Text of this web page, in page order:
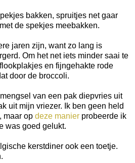
bakken, spruitjes net gaar
de spekjes meebakken.
jaren zijn, want zo lang is
Om het net iets minder saai te
en fijngehakte rode
door de broccoli.
van een pak diepvries uit
uit mijn vriezer. Ik ben geen held
maar op deze manier probeerde ik
was goed gelukt.
kerstdiner ook een toetje.